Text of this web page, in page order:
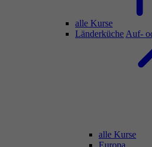
alle Kurse
Länderküche Auf-
alle Kurse
Europa